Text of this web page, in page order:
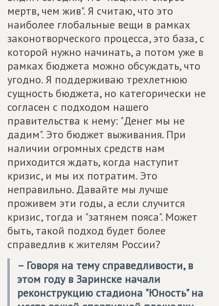
мертв, чем жив". Я считаю, что это
наиболее глобальные вещи в рамках
законотворческого процесса, это база, с
которой нужно начинать, а потом уже в
рамках бюджета можно обсуждать, что
угодно. Я поддерживаю трехлетнюю
сущность бюджета, но категорически не
согласен с подходом нашего
правительства к нему: "Денег мы не
дадим". Это бюджет выживания. При
наличии огромных средств нам
приходится ждать, когда наступит
кризис, и мы их потратим. Это
неправильно. Давайте мы лучше
проживем эти годы, а если случится
кризис, тогда и "затянем пояса". Может
быть, такой подход будет более
справедлив к жителям России?
– Говоря на тему справедливости, в
этом году в Заринске начали
реконструкцию стадиона "Юность" на